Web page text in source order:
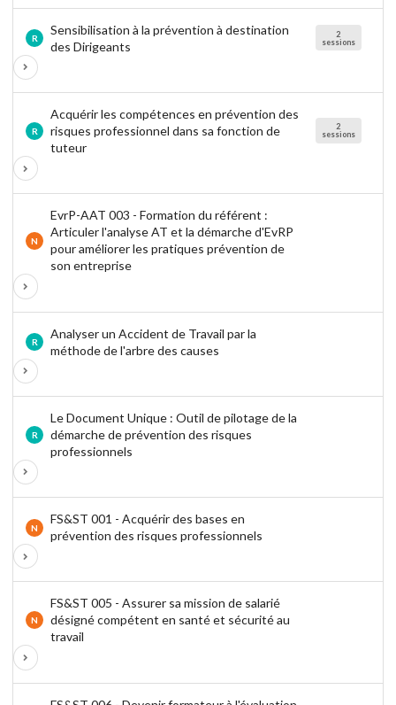
R
Sensibilisation à la prévention à destination
des Dirigeants
2
sessions
R
Acquérir les compétences en prévention des
risques professionnel dans sa fonction de
tuteur
2
sessions
N
EvrP-AAT 003 - Formation du référent :
Articuler l'analyse AT et la démarche d'EvRP
pour améliorer les pratiques prévention de
son entreprise
R
Analyser un Accident de Travail par la
méthode de l'arbre des causes
R
Le Document Unique : Outil de pilotage de la
démarche de prévention des risques
professionnels
N
FS&ST 001 - Acquérir des bases en
prévention des risques professionnels
N
FS&ST 005 - Assurer sa mission de salarié
désigné compétent en santé et sécurité au
travail